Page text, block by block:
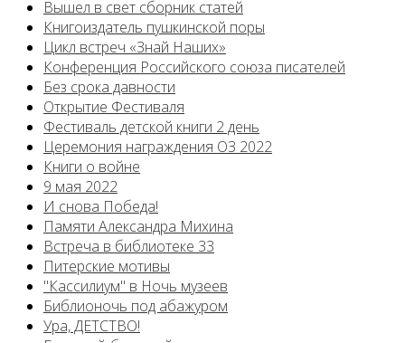
Вышел в свет сборник статей
Книгоиздатель пушкинской поры
Цикл встреч «Знай Наших»
Конференция Российского союза писателей
Без срока давности
Открытие Фестиваля
Фестиваль детской книги 2 день
Церемония награждения ОЗ 2022
Книги о войне
9 мая 2022
И снова Победа!
Памяти Александра Михина
Встреча в библиотеке 33
Питерские мотивы
"Кассилиум" в Ночь музеев
Библионочь под абажуром
Ура, ДЕТСТВО!